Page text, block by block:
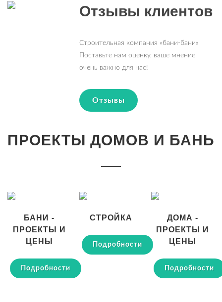
Отзывы клиентов
Строительная компания «бани-бани»
Поставьте нам оценку, ваше мнение
очень важно для нас!
Отзывы
ПРОЕКТЫ ДОМОВ И БАНЬ
БАНИ -
ПРОЕКТЫ И
ЦЕНЫ
Подробности
СТРОЙКА
Подробности
ДОМА -
ПРОЕКТЫ И
ЦЕНЫ
Подробности